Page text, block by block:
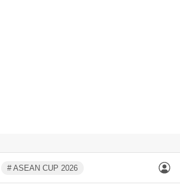
# ASEAN CUP 2026